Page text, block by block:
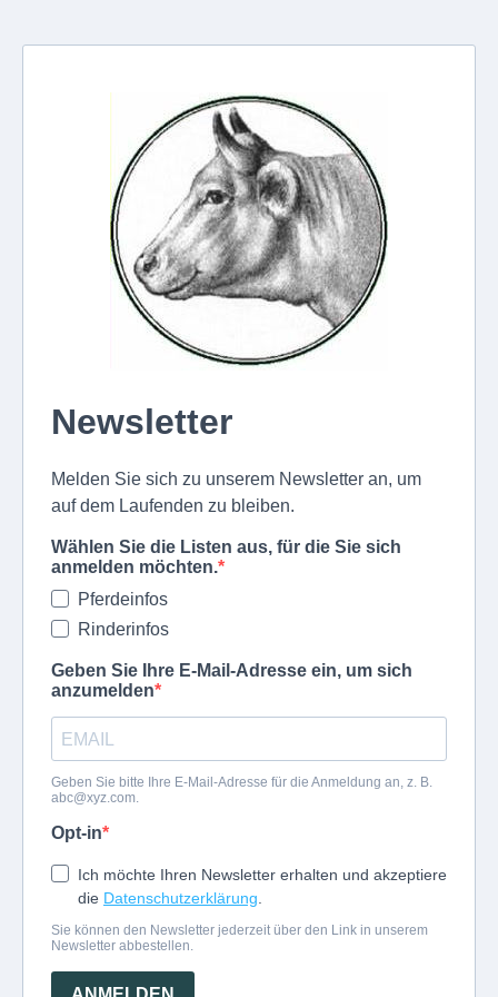
Newsletter
Melden Sie sich zu unserem Newsletter an, um
auf dem Laufenden zu bleiben.
Wählen Sie die Listen aus, für die Sie sich
anmelden möchten.
Pferdeinfos
Rinderinfos
Geben Sie Ihre E-Mail-Adresse ein, um sich
anzumelden
Geben Sie bitte Ihre E-Mail-Adresse für die Anmeldung an, z. B.
abc@xyz.com.
Opt-in
Ich möchte Ihren Newsletter erhalten und akzeptiere
die Datenschutzerklärung
Sie können den Newsletter jederzeit über den Link in unserem
Newsletter abbestellen.